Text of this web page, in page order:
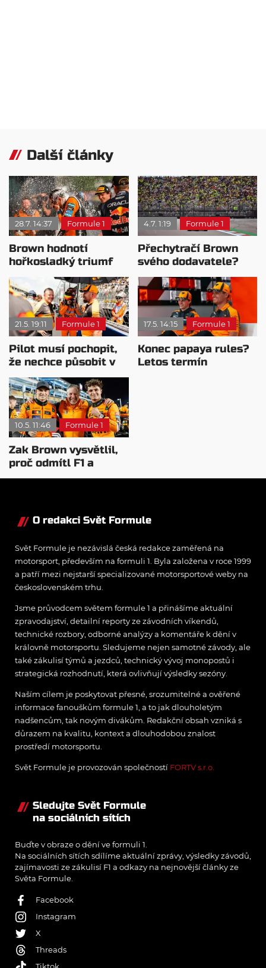
Další články
28.7. 14:37 Formule 1
Brown hodnotí
hořkosladký triumf
McLarenu v
Maďarsku
4.7. 1:19 Formule 1
Přechytračí Brown
svého dodavatele?
Připravuje návrat na
vrchol
21.5. 19:11 Formule 1
Pilot musí pochopit,
že nechce působit v
jiném týmu, radí
Brown
17.5. 14:15 Formule 1
Konec papaya rules?
Letos termín
10.5. 11:46 Formule 1
Zak Brown vysvětlil,
proč odmítl F1 a
připojil se k McLarenu
O redakci Svět Formule
Svět Formule je nezávislá česká redakce zaměřená na
motorsport, především na formuli 1. Byla založena v roce 1999
a patří mezi nejstarší specializované motorsportové weby na
československém trhu.
Jsme průvodcem světem formule 1 a přinášíme aktuální
zpravodajství, detailní reporty ze závodních víkendů,
technické rozbory, odborné analýzy a komentáře k dění v
královně motorsportu. Sledujeme nejen samotné závody, ale
také zákulisí týmů a jezdců, technický vývoj monopostů i
strategická rozhodnutí, která ovlivňují výsledky sezóny.
Naším cílem je poskytovat přesné, srozumitelné a ověřené
informace fanouškům formule 1, a to jak dlouholetým
nadšencům, tak novým divákům. Redakční obsah vzniká s
důrazem na kvalitu, kontext a dlouhodobou znalost
prostředí motorsportu.
Svět Formule je provozován společností FORTV s.r.o.
Sledujte Svět Formule
na sociálních sítích
Buďte v obraze o dění ve formuli 1.
Na sociálních sítích sdílíme aktuální zprávy, výsledky závodů,
zajímavosti ze zákulisí F1 a odkazy na nejnovější články ze
Světa Formule.
Facebook
Instagram
X
Threads
Tiktok